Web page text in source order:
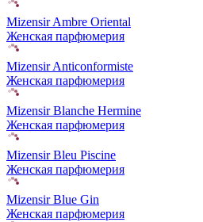
Mizensir Ambre Oriental
Женская парфюмерия
Mizensir Anticonformiste
Женская парфюмерия
Mizensir Blanche Hermine
Женская парфюмерия
Mizensir Bleu Piscine
Женская парфюмерия
Mizensir Blue Gin
Женская парфюмерия